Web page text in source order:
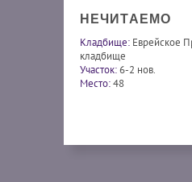
НЕЧИТАЕМО
Кладбище: Еврейское
кладбище
Участок:6-2 нов.
Место:48